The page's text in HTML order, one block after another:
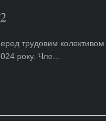
трудовим колективом
року. Чле...